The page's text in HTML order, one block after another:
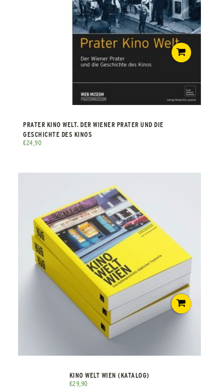
PRATER KINO WELT. DER WIENER PRATER UND DIE
GESCHICHTE DES KINOS
€24,90
KINO WELT WIEN (KATALOG)
€29,90